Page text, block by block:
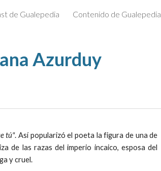
Skip to navigation
de Gualepedia Contenido de Gualepedia
Azurduy
tú". Así popularizó el poeta la figura de una de
de las razas del imperio incaico, esposa del
y cruel.